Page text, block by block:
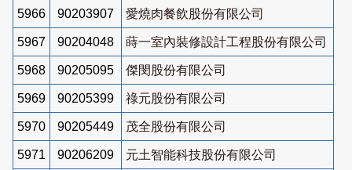
5966 90203907 愛燒肉餐飲股份有限公司
5967 90204048 蒔一室內裝修設計工程股份有限公司
5968 90205095 傑閔股份有限公司
5969 90205399 祿元股份有限公司
5970 90205449 茂全股份有限公司
5971 90206209 元土智能科技股份有限公司